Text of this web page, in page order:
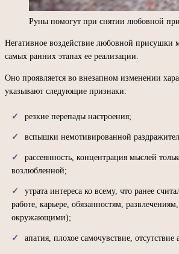
Руны помогут при снятии любовной
Негативное воздействие любовной присушки
самых ранних этапах ее реализации.
Оно проявляется во внезапном изменении
указывают следующие признаки:
резкие перепады настроения;
вспышки немотивированной
рассеянность, концентрация мыслей
возлюбленной;
утрата интереса ко всему, что ранее
работе, карьере, обязанностям,
окружающими);
апатия, плохое самочувствие, отсутствие